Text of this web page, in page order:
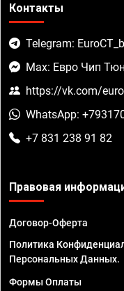
Контакты
Telegram:
Max: Евро Чип
https://vk.com/
WhatsApp:
+7 831 238 91 82
Правовая
Договор-Оферта
Политика
Персональных Данных.
Формы Оплаты